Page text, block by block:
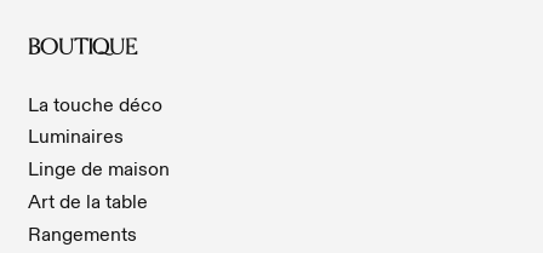
BOUTIQUE
La touche déco
Luminaires
Linge de maison
Art de la table
Rangements